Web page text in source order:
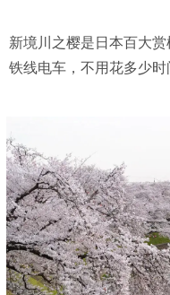
新境川之樱是日本百大
铁线电车，不用花多少时